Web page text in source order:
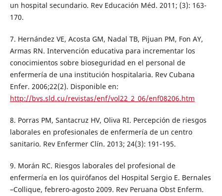
un hospital secundario. Rev Educación Méd. 2011; (3): 163-
170.
7. Hernández VE, Acosta GM, Nadal TB, Pijuan PM, Fon AY,
Armas RN. Intervención educativa para incrementar los
conocimientos sobre bioseguridad en el personal de
enfermería de una institución hospitalaria. Rev Cubana
Enfer. 2006;22(2). Disponible en:
http://bvs.sld.cu/revistas/enf/vol22_2_06/enf08206.htm
8. Porras PM, Santacruz HV, Oliva RI. Percepción de riesgos
laborales en profesionales de enfermería de un centro
sanitario. Rev Enfermer Clín. 2013; 24(3): 191-195.
9. Morán RC. Riesgos laborales del profesional de
enfermería en los quirófanos del Hospital Sergio E. Bernales
–Collique, febrero-agosto 2009. Rev Peruana Obst Enferm.